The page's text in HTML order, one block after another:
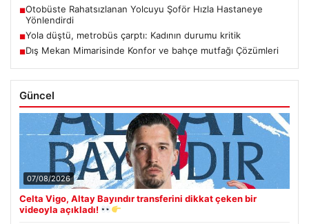
■Otobüste Rahatsızlanan Yolcuyu Şoför Hızla Hastaneye
Yönlendirdi
■Yola düştü, metrobüs çarptı: Kadının durumu kritik
■Dış Mekan Mimarisinde Konfor ve bahçe mutfağı Çözümleri
Güncel
07/08/2026
Celta Vigo, Altay Bayındır transferini dikkat çeken bir
videoyla açıkladı!